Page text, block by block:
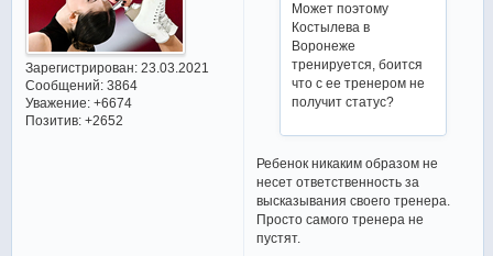
Зарегистрирован: 23.03.2021
Сообщений:3864
Уважение: +6674
Позитив: +2652
Может поэтому
Костылева в
Воронеже
тренируется, боится
что с ее тренером не
получит статус?
Ребенок никаким образом не
несет ответственность за
высказывания своего тренера.
Просто самого тренера не
пустят.